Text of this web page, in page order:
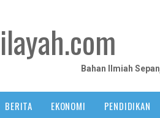
Bahan Ilmiah
BERITA EKONOMI PENDIDIKAN